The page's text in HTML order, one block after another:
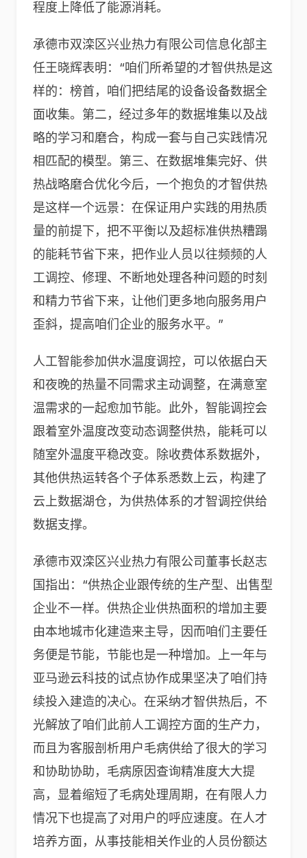
程度上降低了能源消耗。
承德市双滦区兴业热力有限公司信息化部主
任王晓辉表明：“咱们所希望的才智供热是这
样的：榜首，咱们把结尾的设备设备数据全
面收集。第二，经过多年的数据堆集以及战
略的学习和磨合，构成一套与自己实践情况
相匹配的模型。第三、在数据堆集完好、供
热战略磨合优化今后，一个抱负的才智供热
是这样一个远景：在保证用户实践的用热质
量的前提下，把不平衡以及超标准供热糟蹋
的能耗节省下来，把作业人员以往频频的人
工调控、修理、不断地处理各种问题的时刻
和精力节省下来，让他们更多地向服务用户
歪斜，提高咱们企业的服务水平。”
人工智能参加供水温度调控，可以依据白天
和夜晚的热量不同需求主动调整，在满意室
温需求的一起愈加节能。此外，智能调控会
跟着室外温度改变动态调整供热，能耗可以
随室外温度平稳改变。除收费体系数据外，
其他供热运转各个子体系悉数上云，构建了
云上数据湖仓，为供热体系的才智调控供给
数据支撑。
承德市双滦区兴业热力有限公司董事长赵志
国指出：“供热企业跟传统的生产型、出售型
企业不一样。供热企业供热面积的增加主要
由本地城市化建造来主导，因而咱们主要任
务便是节能，节能也是一种增加。上一年与
亚马逊云科技的试点协作成果坚决了咱们持
续投入建造的决心。在采纳才智供热后，不
光解放了咱们此前人工调控方面的生产力，
而且为客服剖析用户毛病供给了很大的学习
和协助协助，毛病原因查询精准度大大提
高，显着缩短了毛病处理周期，在有限人力
情况下也提高了对用户的呼应速度。在人才
培养方面，从事技能相关作业的人员份额达